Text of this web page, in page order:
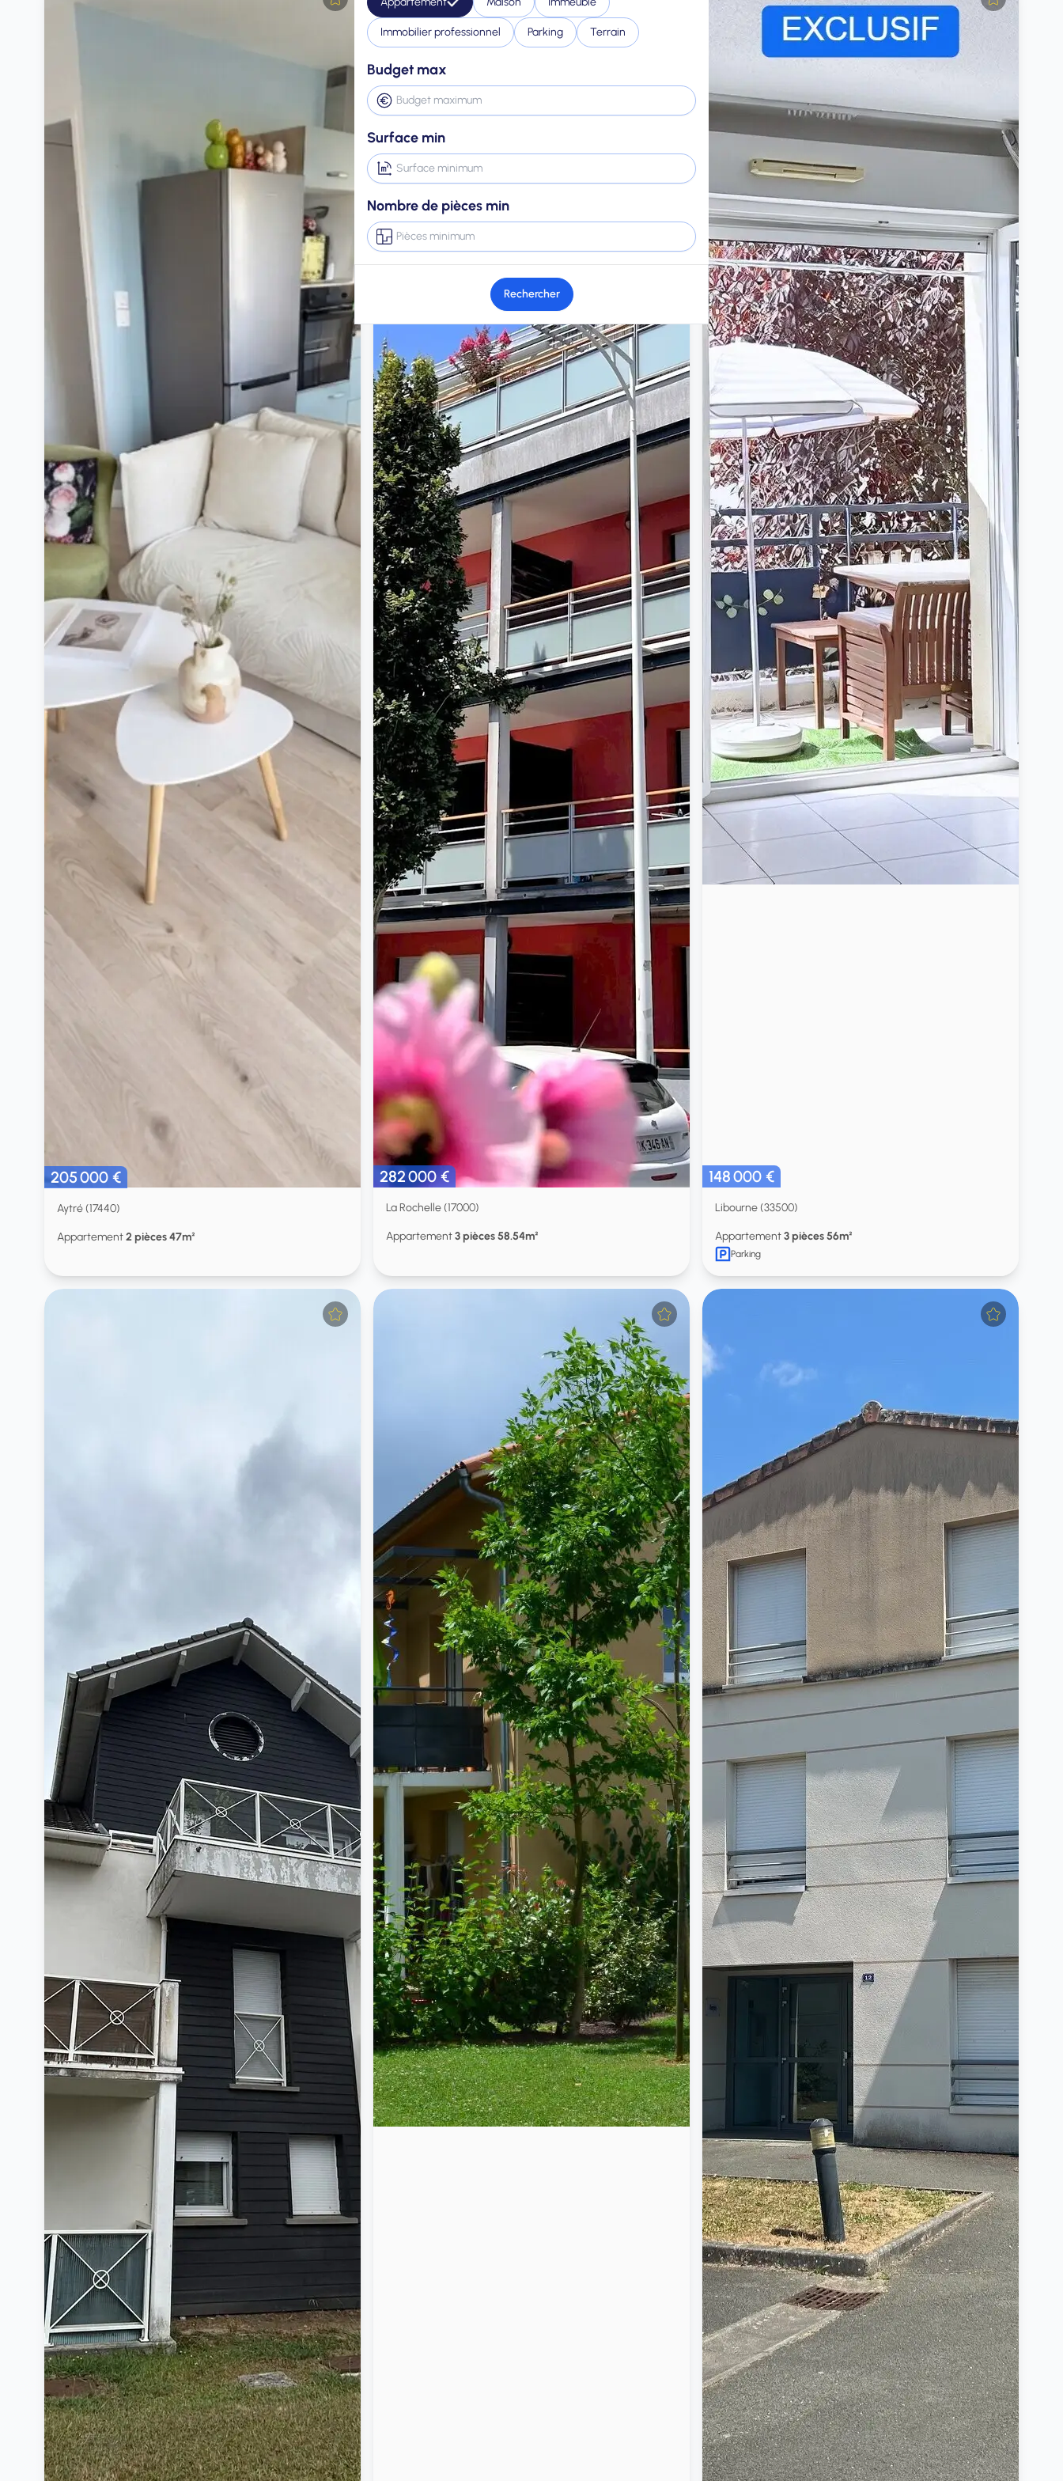
Immobilier professionnel Parking Terrain
Budget max
Surface min
Nombre de pièces min
Rechercher
205 000 €
Aytré (17440)
Appartement2 pièces 47m²
282 000 €
La Rochelle (17000)
Appartement3 pièces 58.54m²
148 000 €
Libourne (33500)
Appartement3 pièces 56m²
Parking